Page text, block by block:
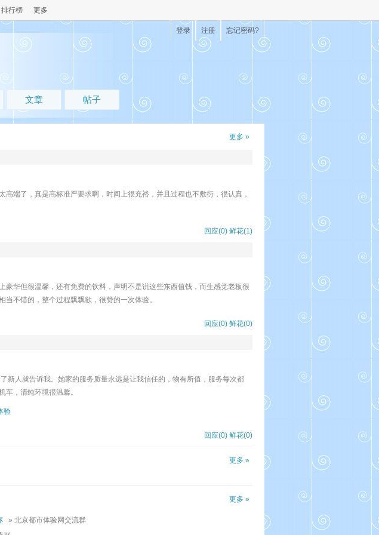
排行榜 更多
忘记密码?
注册
登录
文章 帖子
更多 »
高端了，真是高标准严要求啊，时间上很充裕，并且过程也不敷衍，很认真，
回应(0) 鲜花(1)
豪华但很温馨，还有免费的饮料，声明不是说这些东西值钱，而生感觉老板很
不错的，整个过程飘飘欲，很赞的一次体验。
回应(0) 鲜花(0)
新人就告诉我。她家的服务质量永远是让我信任的，物有所值，服务每次都
车，清纯环境很温馨。
验
回应(0) 鲜花(0)
更多 »
更多 »
» 北京都市体验网交流群